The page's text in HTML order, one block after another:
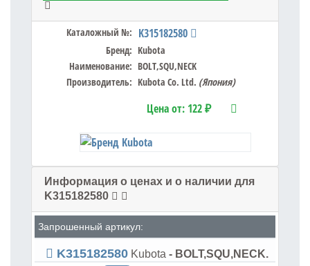
Каталожный №: K315182580
Бренд: Kubota
Наименование: BOLT,SQU,NECK
Производитель: Kubota Co. Ltd. (Япония)
Цена от: 122 ₽
Информация о ценах и о наличии для
K315182580
Запрошенный артикул:
K315182580 Kubota - BOLT,SQU,NECK.